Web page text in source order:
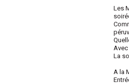
Les
Avec
La
A la